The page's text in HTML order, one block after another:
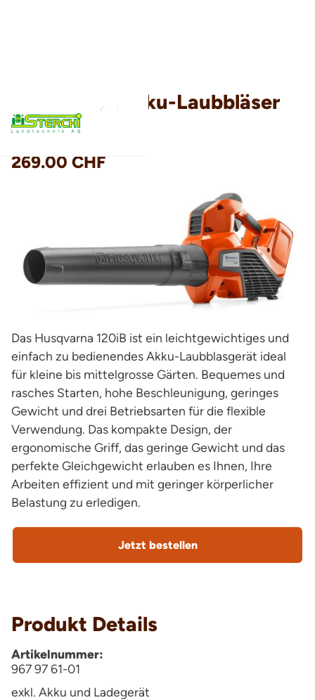
Husqvarna Akku-Laubbläser
120iB
269.00 CHF
Das Husqvarna 120iB ist ein leichtgewichtiges und
einfach zu bedienendes Akku-Laubblasgerät ideal
für kleine bis mittelgrosse Gärten. Bequemes und
rasches Starten, hohe Beschleunigung, geringes
Gewicht und drei Betriebsarten für die flexible
Verwendung. Das kompakte Design, der
ergonomische Griff, das geringe Gewicht und das
perfekte Gleichgewicht erlauben es Ihnen, Ihre
Arbeiten effizient und mit geringer körperlicher
Belastung zu erledigen.
Jetzt bestellen
Produkt Details
Artikelnummer:
967 97 61-01
exkl. Akku und Ladegerät